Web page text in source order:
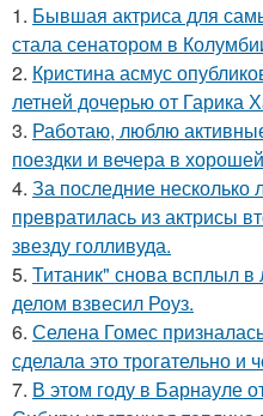
1. Бывшая актриса для
стала сенатором в
2. Кристина асмус
летней дочерью от Гарика
3. Работаю, люблю
поездки и вечера в
4. За последние несколько
превратилась из актрисы
звезду голливуда.
5. Титаник" снова всплыл
делом взвесил Роуз.
6. Селена Гомес
сделала это трогательно и
7. В этом году в Барнауле